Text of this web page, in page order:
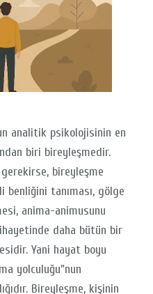
analitik psikolojisinin en
biri bireyleşmedir.
bireyleşme
benliğini tanıması, gölge
anima-animusunu
daha bütün bir
Yani hayat boyu
yolculuğu”nun
Bireyleşme, kişinin